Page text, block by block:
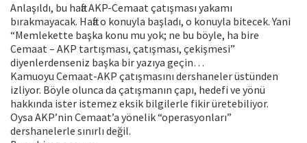
Anlaşıldı, bu hafta AKP-Cemaat çatışması yakamı
bırakmayacak. Hafta o konuyla başladı, o konuyla bitecek. Yani
“Memlekette başka konu mu yok; ne bu böyle, ha bire
Cemaat – AKP tartışması, çatışması, çekişmesi”
diyenlerdenseniz başka bir yazıya geçin…
Kamuoyu Cemaat-AKP çatışmasını dershaneler üstünden
izliyor. Böyle olunca da çatışmanın çapı, hedefi ve yönü
hakkında ister istemez eksik bilgilerle fikir üretebiliyor.
Oysa AKP’nin Cemaat’a yönelik “operasyonları”
dershanelerle sınırlı değil.